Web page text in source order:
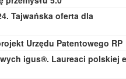
Tajwańska oferta dla
Urzędu Patentowego RP
igus®. Laureaci polskiej